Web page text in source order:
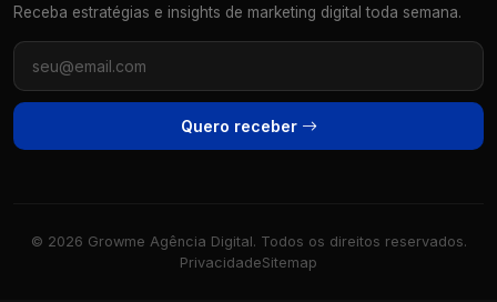
Receba estratégias e insights de marketing digital toda semana.
Quero receber
© 2026 Growme Agência Digital. Todos os direitos reservados.
PrivacidadeSitemap